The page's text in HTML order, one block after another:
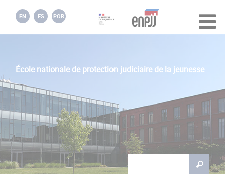
École nationale de protection judiciaire de la jeunesse
EN ES POR
Formulaire de